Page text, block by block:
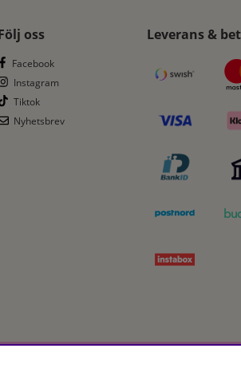
oss
Facebook
Instagram
Tiktok
Nyhetsbrev
Leverans &